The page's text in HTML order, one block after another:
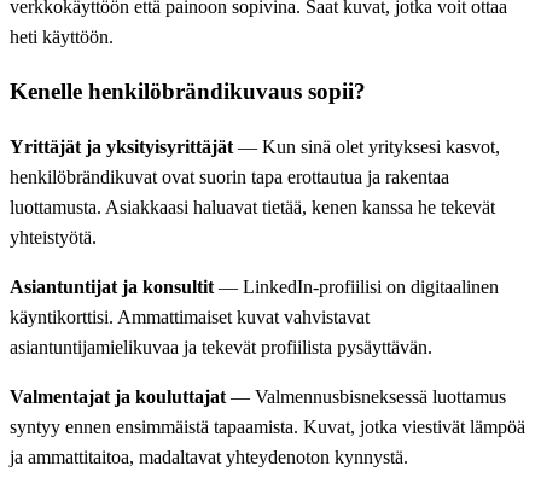
verkkokäyttöön että painoon sopivina. Saat kuvat, jotka voit ottaa
heti käyttöön.
Kenelle henkilöbrändikuvaus sopii?
Yrittäjät ja yksityisyrittäjät — Kun sinä olet yrityksesi kasvot,
henkilöbrändikuvat ovat suorin tapa erottautua ja rakentaa
luottamusta. Asiakkaasi haluavat tietää, kenen kanssa he tekevät
yhteistyötä.
Asiantuntijat ja konsultit — LinkedIn-profiilisi on digitaalinen
käyntikorttisi. Ammattimaiset kuvat vahvistavat
asiantuntijamielikuvaa ja tekevät profiilista pysäyttävän.
Valmentajat ja kouluttajat — Valmennusbisneksessä luottamus
syntyy ennen ensimmäistä tapaamista. Kuvat, jotka viestivät lämpöä
ja ammattitaitoa, madaltavat yhteydenoton kynnystä.